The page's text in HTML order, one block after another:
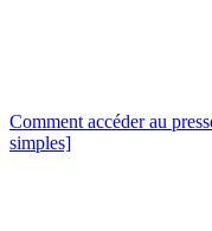
Comment accéder au
simples]